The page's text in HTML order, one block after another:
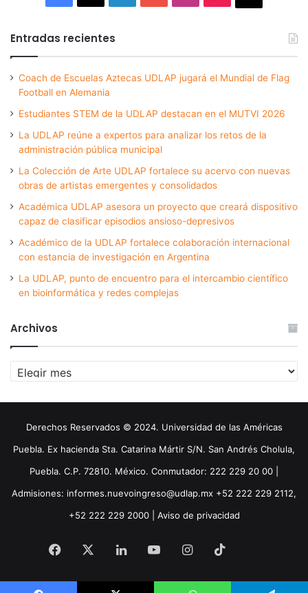
Entradas recientes
Coach de Escuelas Aztecas UDLAP jugará el Mundial de Flag
Football en Alemania
Estudiantes STEM de la UDLAP destacan en el MUTVI 2026
La UDLAP reúne a expertos para analizar los retos de la
administración pública municipal
La Colección de Arte UDLAP fortalece su acervo con nuevas
obras de artistas emergentes y consolidados
Académica UDLAP asesora un proyecto que creará dispositivo
capaz de clasificar episodios ansioso-depresivos
Académico de la UDLAP fortalece colaboración internacional
con estancia de investigación en Argentina
La UDLAP, punto de encuentro para el intercambio científico
en bioinformática y redes complejas
Archivos
Archivos
Derechos Reservados © 2024. Universidad de las Américas
Puebla. Ex hacienda Sta. Catarina Mártir S/N. San Andrés Cholula,
Puebla. C.P. 72810. México. Conmutador: 222 229 20 00 |
Admisiones: informes.nuevoingreso@udlap.mx +52 222 229 2112,
+52 222 229 2000 | Aviso de privacidad
Facebook LinkedInYouTubeInstagram